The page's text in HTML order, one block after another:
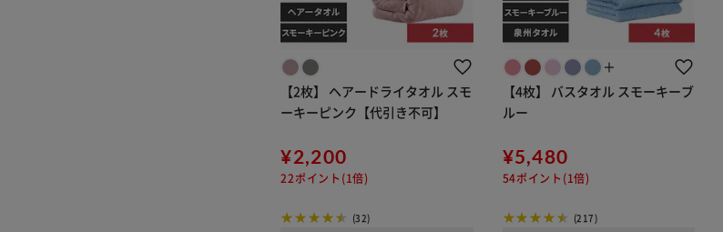
【2枚】 ヘアードライタオル スモ
ーキーピンク【代引き不可】
¥2,200
22ポイント(1倍)
(32)
＋
【4枚】 バスタオル スモーキーブ
ルー
¥5,480
54ポイント(1倍)
(217)